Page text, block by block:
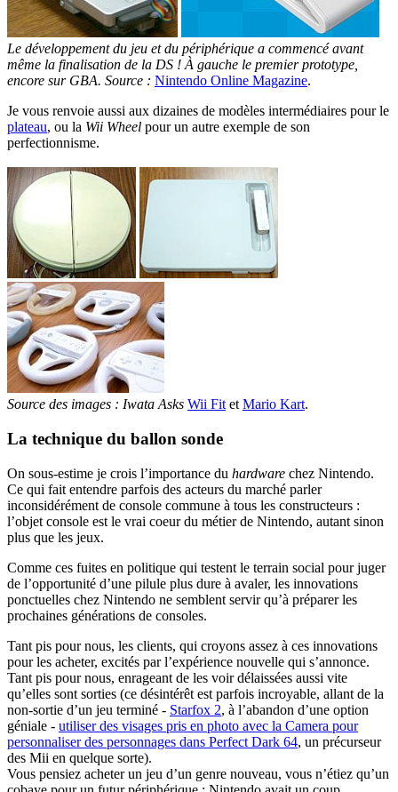
Le développement du jeu et du périphérique a commencé avant
même la finalisation de la DS ! À gauche le premier prototype,
encore sur GBA. Source : Nintendo Online Magazine.
Je vous renvoie aussi aux dizaines de modèles intermédiaires pour le
plateau, ou la Wii Wheel pour un autre exemple de son
perfectionnisme.
Source des images : Iwata Asks Wii Fit et Mario Kart.
La technique du ballon sonde
On sous-estime je crois l’importance du hardware chez Nintendo.
Ce qui fait entendre parfois des acteurs du marché parler
inconsidérément de console commune à tous les constructeurs :
l’objet console est le vrai coeur du métier de Nintendo, autant sinon
plus que les jeux.
Comme ces fuites en politique qui testent le terrain social pour juger
de l’opportunité d’une pilule plus dure à avaler, les innovations
ponctuelles chez Nintendo ne semblent servir qu’à préparer les
prochaines générations de consoles.
Tant pis pour nous, les clients, qui croyons assez à ces innovations
pour les acheter, excités par l’expérience nouvelle qui s’annonce.
Tant pis pour nous, enrageant de les voir délaissées aussi vite
qu’elles sont sorties (ce désintérêt est parfois incroyable, allant de la
non-sortie d’un jeu terminé - Starfox 2, à l’abandon d’une option
géniale - utiliser des visages pris en photo avec la Camera pour
personnaliser des personnages dans Perfect Dark 64, un précurseur
des Mii en quelque sorte).
Vous pensiez acheter un jeu d’un genre nouveau, vous n’étiez qu’un